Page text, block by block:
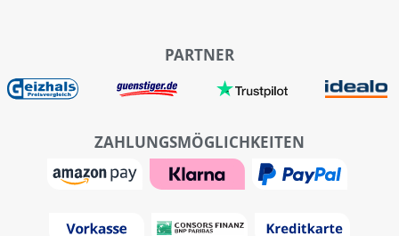
PARTNER
ZAHLUNGSMÖGLICHKEITEN